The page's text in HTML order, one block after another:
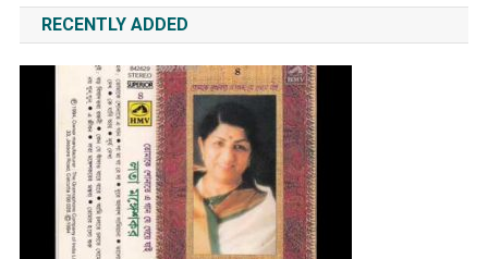
RECENTLY ADDED